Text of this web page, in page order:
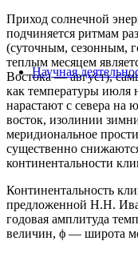
Научная
Приход солнечной
подчиняется ритмам
(суточным, сезонным,
теплым месяцем
Востока — август),
как температуры июля
нарастают с севера на
восток, изолинии
меридиональное
существенно
континентальности
Континентальность
предложенной Н.Н.
годовая амплитуда
величин, ϕ — широта